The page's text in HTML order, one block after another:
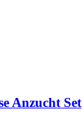
Anzucht Set